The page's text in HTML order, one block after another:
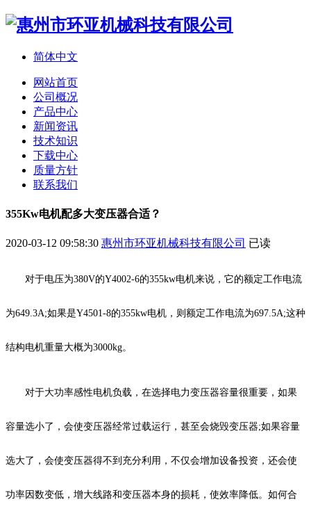
简体中文
网站首页
公司概况
产品中心
新闻资讯
技术知识
下载中心
质量方针
联系我们
355Kw电机配多大变压器合适？
2020-03-12 09:58:30 惠州市环亚机械科技有限公司 已读
对于电压为380V的Y4002-6的355kw电机来说，它的额定工作电流
为649.3A;如果是Y4501-8的355kw电机，则额定工作电流为697.5A;这种
结构电机重量大概为3000kg。
对于大功率感性电机负载，在选择电力变压器容量很重要，如果
容量选小了，会使变压器经常过载运行，甚至会烧毁变压器;如果容量
选大了，会使变压器得不到充分利用，不仅会增加设备投资，还会使
功率因数变低，增大线路和变压器本身的损耗，使效率降低。如何合